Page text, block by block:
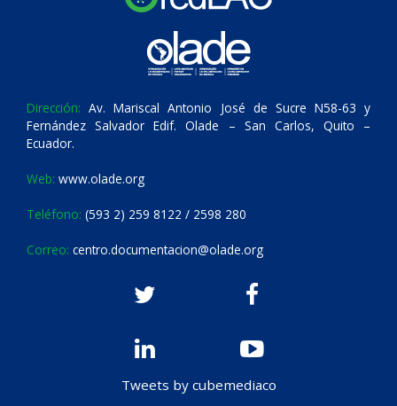
Dirección: Av. Mariscal Antonio José de Sucre N58-63 y
Fernández Salvador Edif. Olade – San Carlos, Quito –
Ecuador.
Web: www.olade.org
Teléfono: (593 2) 259 8122 / 2598 280
Correo: centro.documentacion@olade.org
Tweets by cubemediaco